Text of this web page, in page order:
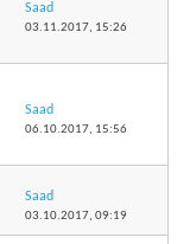
Saad
03.11.2017, 15:26
Saad
06.10.2017, 15:56
Saad
03.10.2017, 09:19